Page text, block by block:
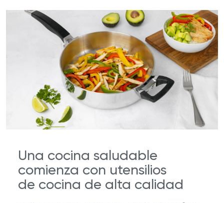
Una cocina saludable
comienza con utensilios
de cocina de alta calidad